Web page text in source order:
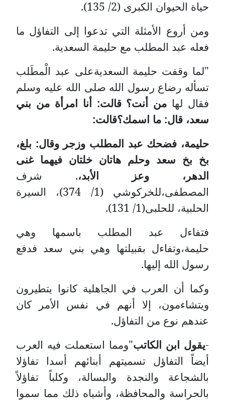
حياة الحيوان الكبرى (2/ 135).
ومن أروع الأمثلة التي تدعوا إلى التفاؤل ما
فعله عبد المطلب مع حليمة السعدية.
"لما وقفت حليمة السعديةعلى عبد الْمطَلب
تسأله رضاع رسول الله صلى الله عليه وسلم
فقال لها من أنت؟ قالت: أنا امرأة من بني
سعد، قال: ما اسمك؟قالت:
حليمة، فضحك عبد المطلب وزجر وقال: بلغ،
بخ بخ سعد وحلم هاتان خلتان فيهما غنى
الدهر، وعز الأبد،. شرف
المصطفى،للخركوشي (1/ 374)، السيرة
الحلبية، للحلبى(1/ 131).
فتفاءل عبد المطلب باسمها وهي
حليمة،وتفاءل بقبيلتها وهي بني سعد فدفع
رسول الله إليها.
وكما أن العرب في الجاهلية كانوا يتطيرون
ويتشاءمون، إلا أنهم في نفس الأمر كان
عندهم نوع من التفاؤل.
-يقول ابن الكاتب"ومما استعملت فيه العرب
أيضاً التفاؤل تسميتهم أبنائهم أسدا تفاؤلا
بالشجاعة والنجدة والبسالة، وكلباً تفاؤلاً
بالحراسة والمحافظة، وأشباه ذلك مما سموا